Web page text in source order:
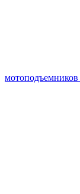
мотоподъемников